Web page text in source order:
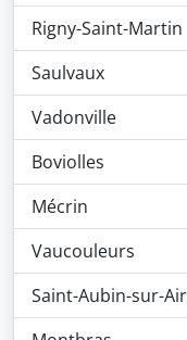
Rigny-Saint-Martin
Saulvaux
Vadonville
Boviolles
Mécrin
Vaucouleurs
Saint-Aubin-sur-